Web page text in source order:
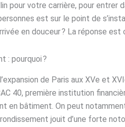
pour votre carrière, pour entrer
est sur le point de
en douceur ? La réponse
: pourquoi ?
de Paris aux XVe et
40, première institution
en bâtiment. On peut
jouit d’une forte